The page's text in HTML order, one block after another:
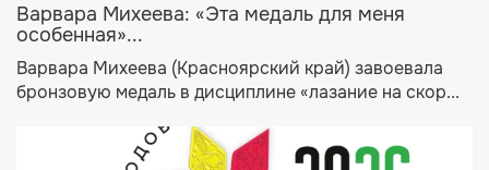
Варвара Михеева: «Эта медаль для меня
особенная»...
Варвара Михеева (Красноярский край) завоевала
бронзовую медаль в дисциплине «лазание на скор...